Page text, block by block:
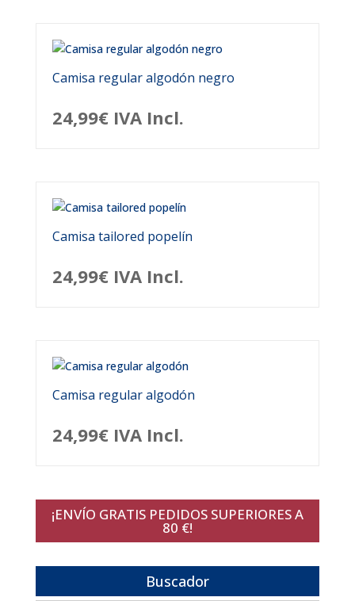
Camisa regular algodón negro
24,99€ IVA Incl.
Camisa tailored popelín
24,99€ IVA Incl.
Camisa regular algodón
24,99€ IVA Incl.
¡ENVÍO GRATIS PEDIDOS SUPERIORES A
80 €!
Buscador